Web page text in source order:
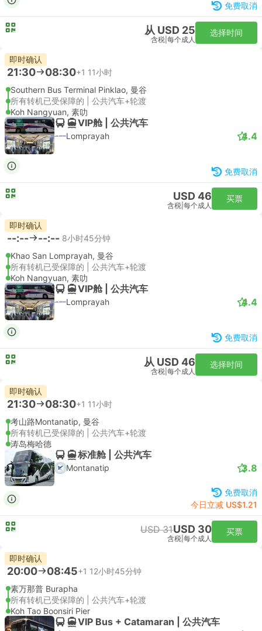
免费取消
从 USD 25
含税 每个成人
选择时间
即时确认
21:30 08:30+1 11小时
Southern Bus Terminal Pinklao, 曼谷
所有转机已受保障的 | 公共汽车+轮渡
Koh Nangyuan, 素叻
VIP舱 | 公共汽车
Lomprayah 4.4
免费取消
USD 46
含税 每个成人
买票
即时确认
--:-- --:-- 8小时45分钟
Khao San Lomprayah, 曼谷
所有转机已受保障的 | 公共汽车+轮渡
Koh Nangyuan, 素叻
VIP舱 | 公共汽车
Lomprayah 4.4
免费取消
从 USD 46
含税 每个成人
选择时间
即时确认
21:30 08:30+1 11小时
考山路Montanatip, 曼谷
所有转机已受保障的 | 公共汽车+轮渡
涛岛梅哈德
标准舱 | 公共汽车
Montanatip 3.8
免费取消
今日立减 US$1.21
USD 31USD 30
含税 每个成人
买票
即时确认
20:00 08:45+1 12小时45分钟
素万那普 Burapha
所有转机已受保障的 | 公共汽车+轮渡
Koh Tao Boonsiri Pier
VIP Bus + Catamaran | 公共汽车